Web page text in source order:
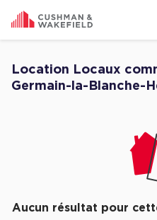
Location de Bureaux à Paris
Location de Bureaux à Lyon
Location de Bureaux à
Location de Bureaux à
Location Locaux
Germain-la-Blanche-
Aucun résultat pour